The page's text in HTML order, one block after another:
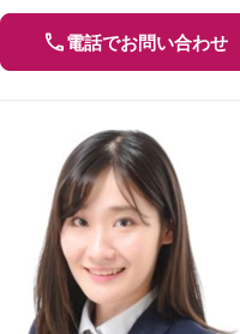
電話でお問い合わせ